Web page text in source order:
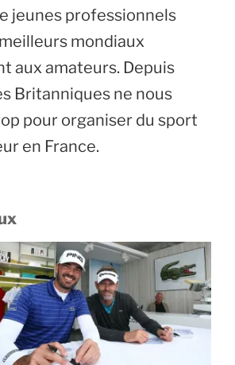
jeunes professionnels
mondiaux
aux amateurs. Depuis
Britanniques ne nous
pour organiser du sport
en France.